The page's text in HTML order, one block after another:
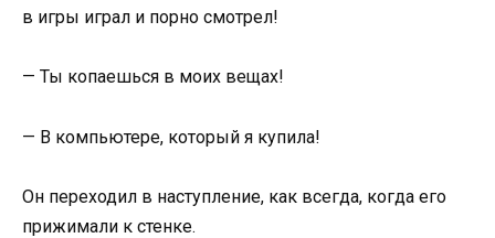
в игры играл и порно смотрел!
— Ты копаешься в моих вещах!
— В компьютере, который я купила!
Он переходил в наступление, как всегда, когда его
прижимали к стенке.